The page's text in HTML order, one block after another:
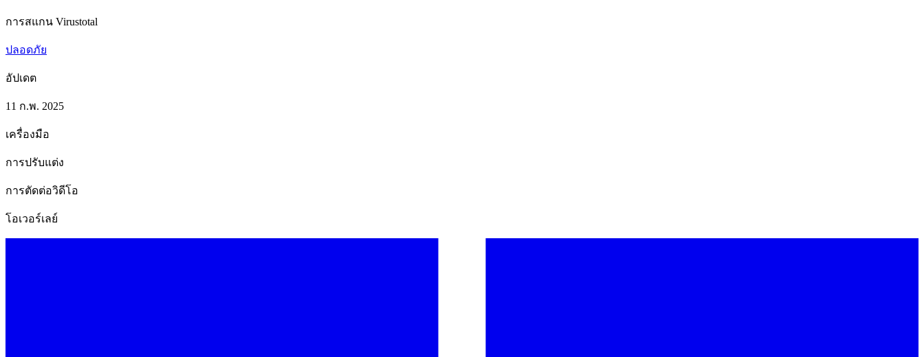
การสแกน Virustotal
ปลอดภัย
อัปเดต
11 ก.พ. 2025
เครื่องมือ
การปรับแต่ง
การตัดต่อวิดีโอ
โอเวอร์เลย์